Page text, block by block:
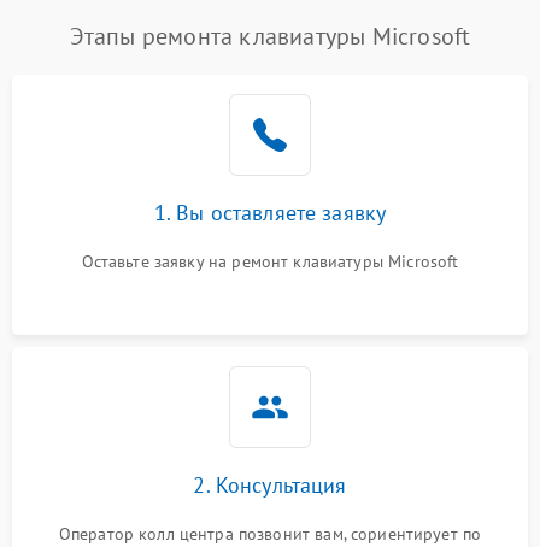
Этапы ремонта клавиатуры Microsoft
1. Вы оставляете заявку
Оставьте заявку на ремонт клавиатуры Microsoft
2. Консультация
Оператор колл центра позвонит вам, сориентирует по